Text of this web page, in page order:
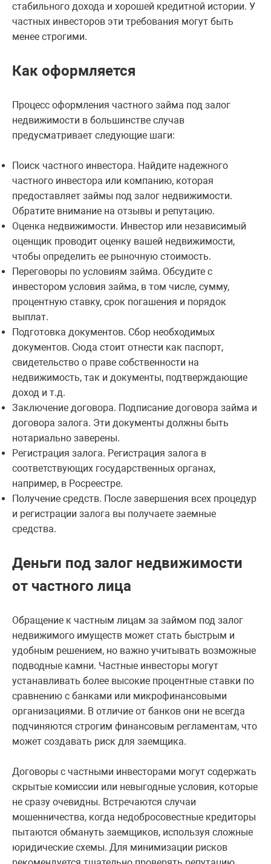
стабильного дохода и хорошей кредитной истории. У
частных инвесторов эти требования могут быть
менее строгими.
Как оформляется
Процесс оформления частного займа под залог
недвижимости в большинстве случав
предусматривает следующие шаги:
Поиск частного инвестора. Найдите надежного
частного инвестора или компанию, которая
предоставляет займы под залог недвижимости.
Обратите внимание на отзывы и репутацию.
Оценка недвижимости. Инвестор или независимый
оценщик проводит оценку вашей недвижимости,
чтобы определить ее рыночную стоимость.
Переговоры по условиям займа. Обсудите с
инвестором условия займа, в том числе, сумму,
процентную ставку, срок погашения и порядок
выплат.
Подготовка документов. Сбор необходимых
документов. Сюда стоит отнести как паспорт,
свидетельство о праве собственности на
недвижимость, так и документы, подтверждающие
доход и т.д.
Заключение договора. Подписание договора займа и
договора залога. Эти документы должны быть
нотариально заверены.
Регистрация залога. Регистрация залога в
соответствующих государственных органах,
например, в Росреестре.
Получение средств. После завершения всех процедур
и регистрации залога вы получаете заемные
средства.
Деньги под залог недвижимости
от частного лица
Обращение к частным лицам за займом под залог
недвижимого имуществ может стать быстрым и
удобным решением, но важно учитывать возможные
подводные камни. Частные инвесторы могут
устанавливать более высокие процентные ставки по
сравнению с банками или микрофинансовыми
организациями. В отличие от банков они не всегда
подчиняются строгим финансовым регламентам, что
может создавать риск для заемщика.
Договоры с частными инвесторами могут содержать
скрытые комиссии или невыгодные условия, которые
не сразу очевидны. Встречаются случаи
мошенничества, когда недобросовестные кредиторы
пытаются обмануть заемщиков, используя сложные
юридические схемы. Для минимизации рисков